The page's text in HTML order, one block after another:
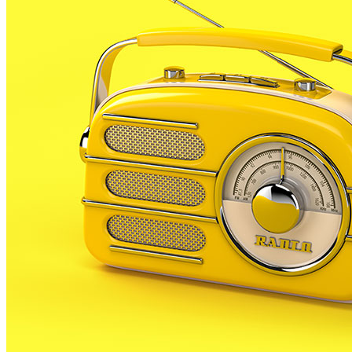
La candidata de CIU, Neus Serra, s’acompanyarà del
diputat nacionalista Oriol Pujol per reflexionar sobre
el comerç i el turisme amb els representants locals.
La xerrada, que es farà a les 8 del vespre al Centre
cultural, serà una taula rodona per parlar d’aquestes
activitats econòmiques a Malgrat de Mar. L’objectiu
d’aquesta trobada reflexionar i consensuar, línies
d’actuació futures en el camp econòmic.
Mitja hora més tard, la candidata d’ERC a la població,
Teresa Verdaguer, començarà una xerrada a la
biblioteca municipal.
La conferència de la republicana duu el nom de